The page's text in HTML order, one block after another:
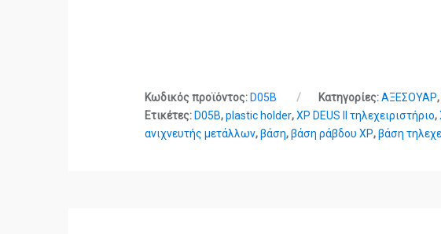
Κωδικός προϊόντος: D05B Κατηγορίες:ΑΞΕΣΟΥΑΡ
Ετικέτες: D05B,plastic holder,XP DEUS II τηλεχειριστήριο,
ανιχνευτής μετάλλων,βάση,βάση ράβδου XP,βάση